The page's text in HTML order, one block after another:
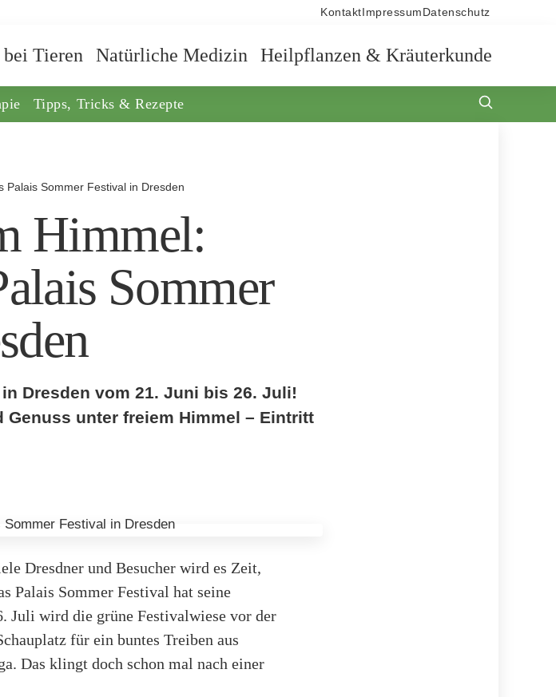
Kontakt Impressum Datenschutz
Tieren Natürliche Medizin Heilpflanzen & Kräuterkunde
Tipps, Tricks & Rezepte
Palais Sommer Festival in Dresden
Himmel:
Sommer
Dresden vom 21. Juni bis 26. Juli!
unter freiem Himmel – Eintritt
Dresdner und Besucher wird es Zeit,
Palais Sommer Festival hat seine
Juli wird die grüne Festivalwiese vor der
für ein buntes Treiben aus
Das klingt doch schon mal nach einer